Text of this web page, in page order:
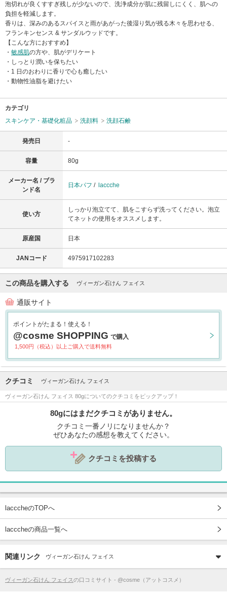
泡切れが良くすすぎ残しが少ないので、洗浄成分が肌に残留しにくく、肌への
負担を軽減します。
香りは、深みのあるスパイスと雨があがった後湿り気が残る木々を思わせる、
フランキンセンス & サンダルウッドです。
【こんな方におすすめ】
・ 敏感肌の方や、肌がデリケート
・しっとり潤いを保ちたい
・1 日のおわりに香りで心も癒したい
・動物性油脂を避けたい
カテゴリ
スキンケア・基礎化粧品
洗顔料 洗顔石鹸
発売日 -
容量 80g
メーカー名 / ブラ
ンド名
日本パフ / laccche
使い方
しっかり泡立てて、肌をこすらず洗ってください。泡立
てネットの使用をオススメします。
原産国 日本
JANコード 4975917102283
この商品を購入する ヴィーガン石けん フェイス
通販サイト
ポイントがたまる！使える！
@cosme SHOPPING で購入
1,500円（税込）以上ご購入で送料無料
クチコミ ヴィーガン石けん フェイス
ヴィーガン石けん フェイス 80gについてのクチコミをピックアップ！
80gにはまだクチコミがありません。
クチコミ一番ノリになりませんか？
ぜひあなたの感想を教えてください。
クチコミを投稿する
lacccheのTOPへ
lacccheの商品一覧へ
関連リンク ヴィーガン石けん フェイス
ヴィーガン石けん フェイスの口コミサイト - @cosme（アットコスメ）